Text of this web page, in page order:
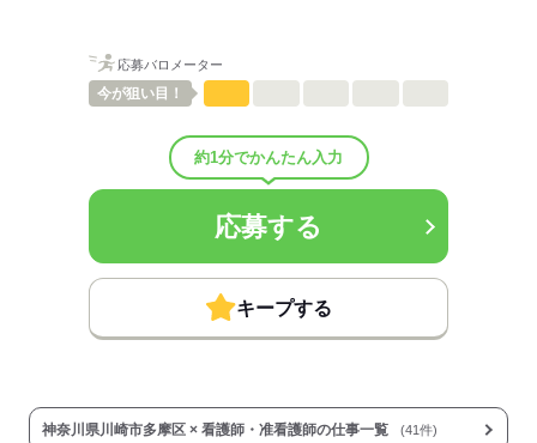
面談など）
■資格取得支援制度
■eラーニング研修
■車・バイク・自転車通勤可能
■受動喫煙防止措置：
応募する
応募バロメーター
今が狙い目！
約1分でかんたん入力
応募する
キープする
神奈川県川崎市多摩区 × 看護師・准看護師の仕事一覧 (41件)